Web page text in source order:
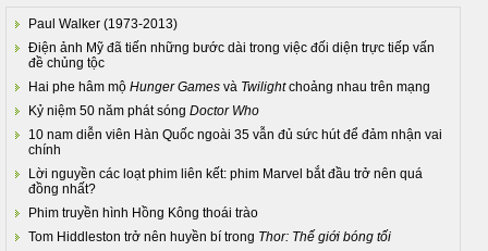
Paul Walker (1973-2013)
Điện ảnh Mỹ đã tiến những bước dài trong việc đối diện trực tiếp vấn
đề chủng tộc
Hai phe hâm mộ Hunger Games và Twilightchoảng nhau trên mạng
Kỷ niệm 50 năm phát sóng Doctor Who
10 nam diễn viên Hàn Quốc ngoài 35 vẫn đủ sức hút để đảm nhận vai
chính
Lời nguyền các loạt phim liên kết: phim Marvel bắt đầu trở nên quá
đồng nhất?
Phim truyền hình Hồng Kông thoái trào
Tom Hiddleston trở nên huyền bí trong Thor: Thế giới bóng tối